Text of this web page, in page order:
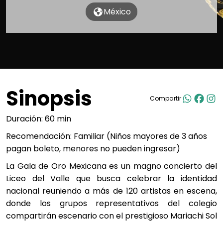
México
Sinopsis Compartir
Duración: 60 min
Recomendación: Familiar (Niños mayores de 3 años
pagan boleto, menores no pueden ingresar)
La Gala de Oro Mexicana es un magno concierto del
Liceo del Valle que busca celebrar la identidad
nacional reuniendo a más de 120 artistas en escena,
donde los grupos representativos del colegio
compartirán escenario con el prestigioso Mariachi Sol